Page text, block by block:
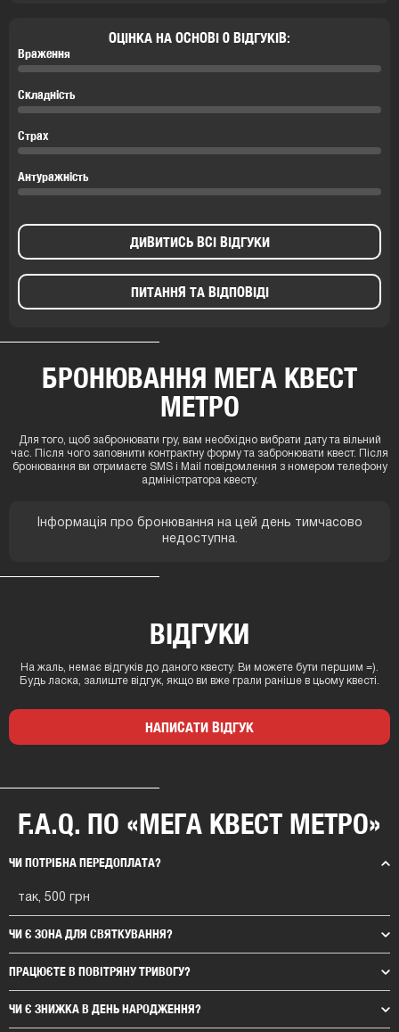
ОЦІНКА НА ОСНОВІ 0 ВІДГУКІВ:
Враження
Складність
Страх
Антуражність
ДИВИТИСЬ ВСІ ВІДГУКИ
ПИТАННЯ ТА ВІДПОВІДІ
БРОНЮВАННЯ МЕГА КВЕСТ
МЕТРО
Для того, щоб забронювати гру, вам необхідно вибрати дату та вільний
час. Після чого заповнити контрактну форму та забронювати квест. Після
бронювання ви отримаєте SMS і Mail повідомлення з номером телефону
адміністратора квесту.
Інформація про бронювання на цей день тимчасово
недоступна.
ВІДГУКИ
На жаль, немає відгуків до даного квесту. Ви можете бути першим =).
Будь ласка, залиште відгук, якщо ви вже грали раніше в цьому квесті.
НАПИСАТИ ВІДГУК
F.A.Q. ПО «МЕГА КВЕСТ МЕТРО»
ЧИ ПОТРІБНА ПЕРЕДОПЛАТА?
так, 500 грн
ЧИ Є ЗОНА ДЛЯ СВЯТКУВАННЯ?
ПРАЦЮЄТЕ В ПОВІТРЯНУ ТРИВОГУ?
ЧИ Є ЗНИЖКА В ДЕНЬ НАРОДЖЕННЯ?